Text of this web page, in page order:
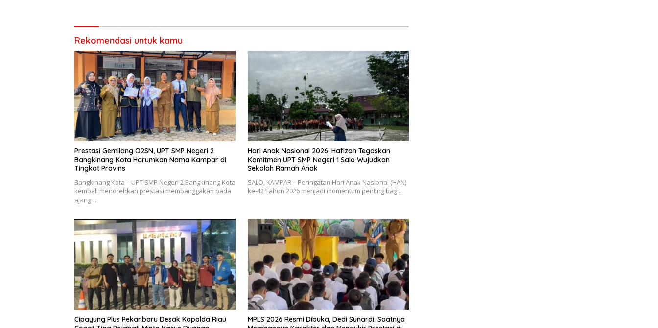
Rekomendasi untuk kamu
Prestasi Gemilang O2SN, UPT SMP Negeri 2
Bangkinang Kota Harumkan Nama Kampar di
Tingkat Provins
Bangkinang Kota – UPT SMP Negeri 2 Bangkinang Kota
kembali menorehkan prestasi membanggakan pada
ajang…
Hari Anak Nasional 2026, Hafizah Tegaskan
Komitmen UPT SMP Negeri 1 Salo Wujudkan
Sekolah Ramah Anak
SALO, KAMPAR – Peringatan Hari Anak Nasional (HAN)
ke-42 Tahun 2026 menjadi momentum penting bagi…
Cipayung Plus Pekanbaru Desak Kapolda Riau
MPLS 2026 Resmi Dibuka, Dedi Sunardi: Saatnya